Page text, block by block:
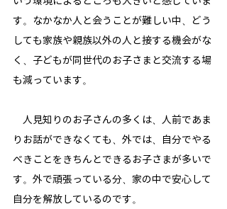
す。なかなか人と会うことが難しい中、どう
しても家族や親族以外の人と接する機会がな
く、子どもが同世代のお子さまと交流する場
も減っています。
人見知りのお子さんの多くは、人前であま
りお話ができなくても、外では、自分でやる
べきことをきちんとできるお子さまが多いで
す。外で頑張っている分、家の中で安心して
自分を解放しているのです。